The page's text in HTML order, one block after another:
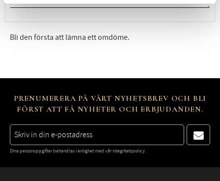
Bli den första att lämna ett omdöme.
PRENUMERERA PÅ VÅRT NYHETSBREV OCH BLI
FÖRST ATT FÅ NYHETER OCH ERBJUDANDEN.
Dina personuppgifter behandlas i enlighet med vårintegritetspolicy.